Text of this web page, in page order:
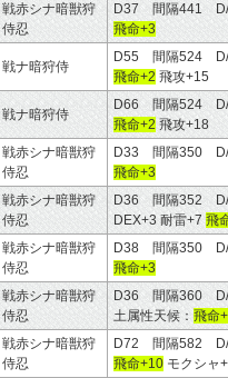
戦赤シナ暗獣狩
侍忍
D37 間隔441
飛命+3
戦ナ暗狩侍
D55 間隔524
飛命+2 飛攻+15
戦ナ暗狩侍
D66 間隔524
飛命+2 飛攻+18
戦赤シナ暗獣狩
侍忍
D33 間隔350
飛命+3
戦赤シナ暗獣狩
侍忍
D36 間隔352
DEX+3 耐雷+7 飛
戦赤シナ暗獣狩
侍忍
D38 間隔350
飛命+3
戦赤シナ暗獣狩
侍忍
D36 間隔360
土属性天候： 飛命
戦赤シナ暗獣狩
侍忍
D72 間隔582
飛命+10 モクシャ